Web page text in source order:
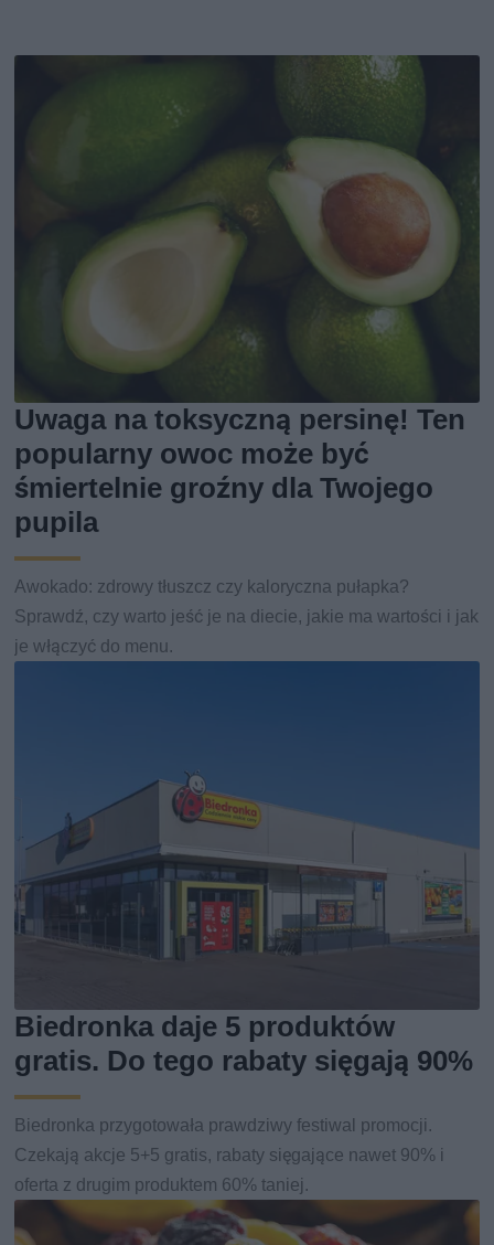
Uwaga na toksyczną persinę! Ten
popularny owoc może być
śmiertelnie groźny dla Twojego
pupila
Awokado: zdrowy tłuszcz czy kaloryczna pułapka?
Sprawdź, czy warto jeść je na diecie, jakie ma wartości i jak
je włączyć do menu.
Biedronka daje 5 produktów
gratis. Do tego rabaty sięgają 90%
Biedronka przygotowała prawdziwy festiwal promocji.
Czekają akcje 5+5 gratis, rabaty sięgające nawet 90% i
oferta z drugim produktem 60% taniej.